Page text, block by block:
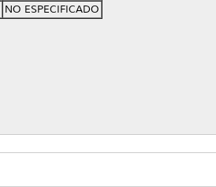
NO ESPECIFICADO